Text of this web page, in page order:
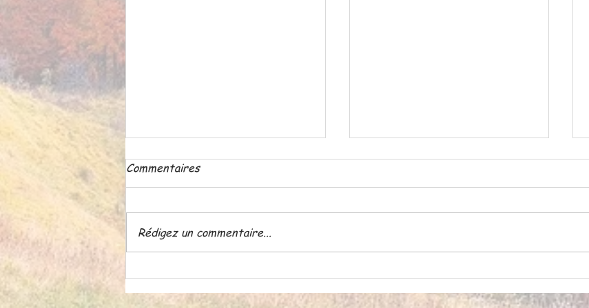
ATELIER LE 18 JUIN A 20
H 30
Permets....
Commentaires
Rédigez un commentaire...